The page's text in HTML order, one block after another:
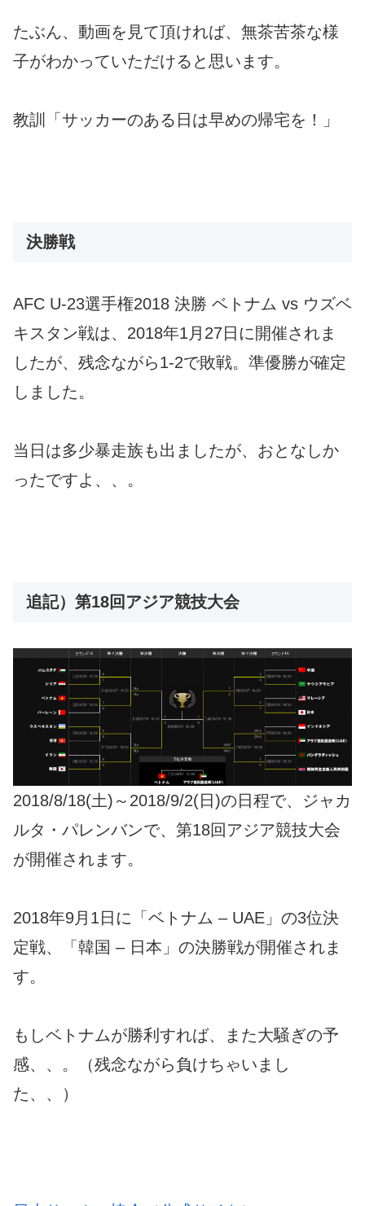
たぶん、動画を見て頂ければ、無茶苦茶な様
子がわかっていただけると思います。
教訓「サッカーのある日は早めの帰宅を！」
決勝戦
AFC U-23選手権2018 決勝 ベトナム vs ウズベ
キスタン戦は、2018年1月27日に開催されま
したが、残念ながら1-2で敗戦。準優勝が確定
しました。
当日は多少暴走族も出ましたが、おとなしか
ったですよ、、。
追記）第18回アジア競技大会
2018/8/18(土)～2018/9/2(日)の日程で、ジャカ
ルタ・パレンバンで、第18回アジア競技大会
が開催されます。
2018年9月1日に「ベトナム – UAE」の3位決
定戦、「韓国 – 日本」の決勝戦が開催されま
す。
もしベトナムが勝利すれば、また大騒ぎの予
感、、。（残念ながら負けちゃいまし
た、、）